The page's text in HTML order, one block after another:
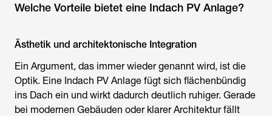
Welche Vorteile bietet eine Indach PV Anlage?
Ästhetik und architektonische Integration
Ein Argument, das immer wieder genannt wird, ist die
Optik. Eine Indach PV Anlage fügt sich flächenbündig
ins Dach ein und wirkt dadurch deutlich ruhiger. Gerade
bei modernen Gebäuden oder klarer Architektur fällt